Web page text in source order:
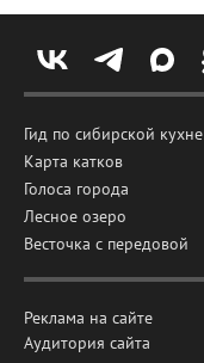
Гид по сибирской кухне
Карта катков
Голоса города
Лесное озеро
Весточка с передовой
Реклама на сайте
Аудитория сайта